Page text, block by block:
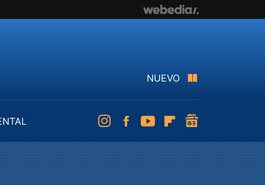
NUEVO
InstagramFacebookYoutubeFlipboard